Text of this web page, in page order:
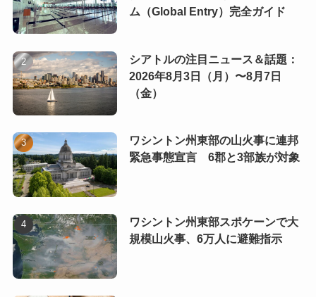
ム（Global Entry）完全ガイド
シアトルの注目ニュース＆話題：
2026年8月3日（月）〜8月7日
（金）
ワシントン州東部の山火事に連邦
緊急事態宣言 6郡と3部族が対象
ワシントン州東部スポケーンで大
規模山火事、6万人に避難指示